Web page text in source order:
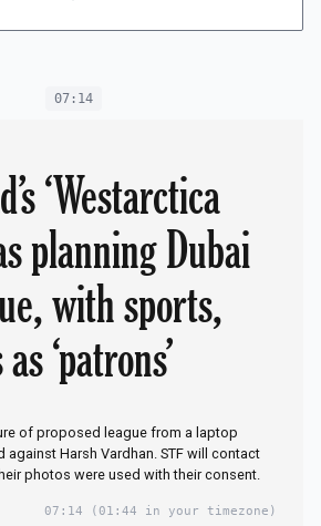
07:14
‘Westarctica
planning Dubai
with sports,
‘patrons’
of proposed league from a laptop
against Harsh Vardhan. STF will contact
photos were used with their consent.
07:14 (01:44 in your timezone)